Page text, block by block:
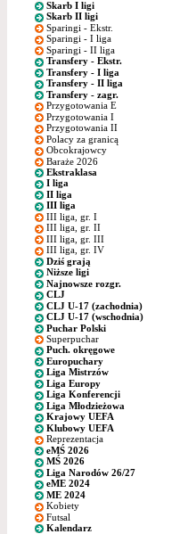
Skarb I ligi
Skarb II ligi
Sparingi - Ekstr.
Sparingi - I liga
Sparingi - II liga
Transfery - Ekstr.
Transfery - I liga
Transfery - II liga
Transfery - zagr.
Przygotowania E
Przygotowania I
Przygotowania II
Polacy za granicą
Obcokrajowcy
Baraże 2026
Ekstraklasa
I liga
II liga
III liga
III liga, gr. I
III liga, gr. II
III liga, gr. III
III liga, gr. IV
Dziś grają
Niższe ligi
Najnowsze rozgr.
CLJ
CLJ U-17 (zachodnia)
CLJ U-17 (wschodnia)
Puchar Polski
Superpuchar
Puch. okręgowe
Europuchary
Liga Mistrzów
Liga Europy
Liga Konferencji
Liga Młodzieżowa
Krajowy UEFA
Klubowy UEFA
Reprezentacja
eMŚ 2026
MŚ 2026
Liga Narodów 26/27
eME 2024
ME 2024
Kobiety
Futsal
Kalendarz